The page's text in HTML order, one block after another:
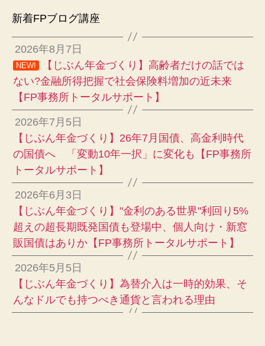
新着FPブログ講座
2026年8月7日
NEW!
【じぶん年金づくり】高齢者だけの話では
ない?金融所得把握で社会保険料増加の近未来
【FP事務所トータルサポート】
2026年7月5日
【じぶん年金づくり】26年7月国債、高金利時代
の国債へ 「変動10年一択」に変化も【FP事務所
トータルサポート】
2026年6月3日
【じぶん年金づくり】"金利のある世界"利回り5%
超えの超長期既発国債も登場中、個人向け・新窓
販国債はありか【FP事務所トータルサポート】
2026年5月5日
【じぶん年金づくり】為替介入は一時的効果、そ
んなドルでも持つべき通貨と言われる理由